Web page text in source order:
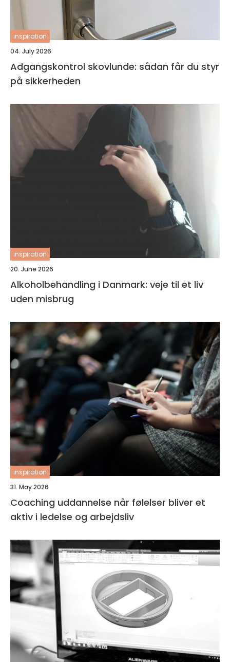
inspiration
04. July 2026
Adgangskontrol skovlunde: sådan får du styr
på sikkerheden
inspiration
20. June 2026
Alkoholbehandling i Danmark: veje til et liv
uden misbrug
inspiration
31. May 2026
Coaching uddannelse når følelser bliver et
aktiv i ledelse og arbejdsliv